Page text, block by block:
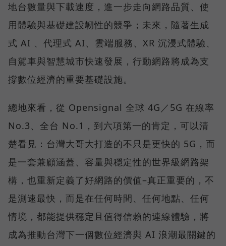
地台數量與下載速度，進一步走向網路品質、使
用體驗與基礎建設韌性的競爭；未來，隨著生成
式 AI 、代理式 AI、雲端服務、XR 沉浸式體驗、
自駕車與智慧城市快速發展，行動網路將成為支
撐數位經濟的重要基礎設施。
總地來看，從 Opensignal 全球 4G／5G 在線率
No.3、全台 No.1，到六項第一的肯定，可以清
楚看見：台灣大哥大打造的不只是更快的 5G，而
是一套兼顧涵蓋、容量與穩定性的世界級網路架
構，也重新定義了好網路的價值–真正重要的，不
是測速最快，而是在任何時間、任何地點、任何
情境，都能提供穩定且值得信賴的連線體驗，將
成為推動台灣下一個數位經濟與 AI 浪潮最關鍵的